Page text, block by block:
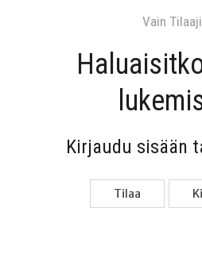
Vain
Kir­jau­du sisään
Tilaa